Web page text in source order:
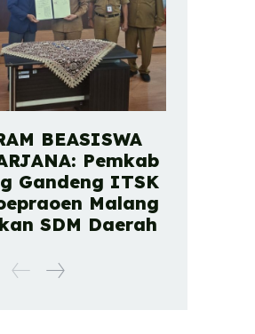
BEASISWA
Pemkab
Gandeng ITSK
Malang
SDM Daerah